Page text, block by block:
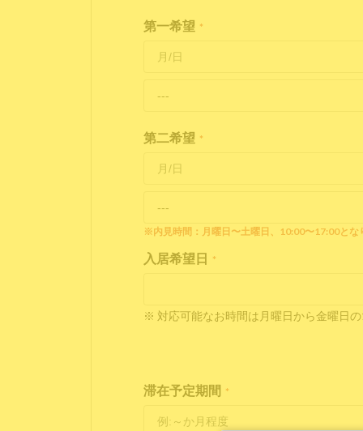
第一希望 *
第二希望 *
※内見時間：月曜日〜土曜日、10:00〜17:00とな
入居希望日 *
※ 対応可能なお時間は月曜日から金曜日
滞在予定期間 *